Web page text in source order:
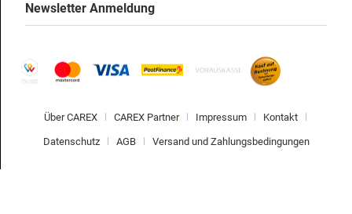
Newsletter Anmeldung
Über CAREX CAREX Partner Impressum Kontakt
Datenschutz AGB Versand und Zahlungsbedingungen